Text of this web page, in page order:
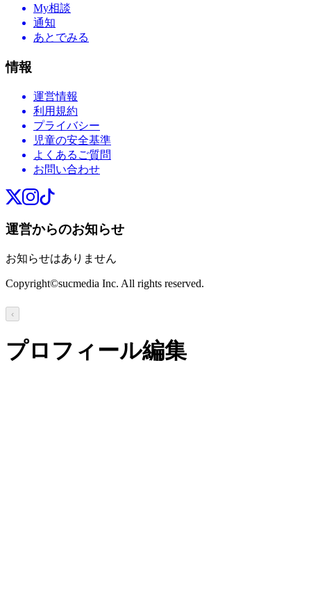
My相談
通知
あとでみる
情報
運営情報
利用規約
プライバシー
児童の安全基準
よくあるご質問
お問い合わせ
運営からのお知らせ
お知らせはありません
Copyright©sucmedia Inc. All rights reserved.
‹
プロフィール編集